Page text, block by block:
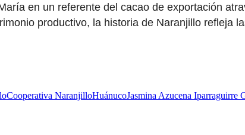
en un referente del cacao de exportación
productivo, la historia de Naranjillo refleja
Cooperativa NaranjilloHuánucoJasmina Azucena Iparraguirre